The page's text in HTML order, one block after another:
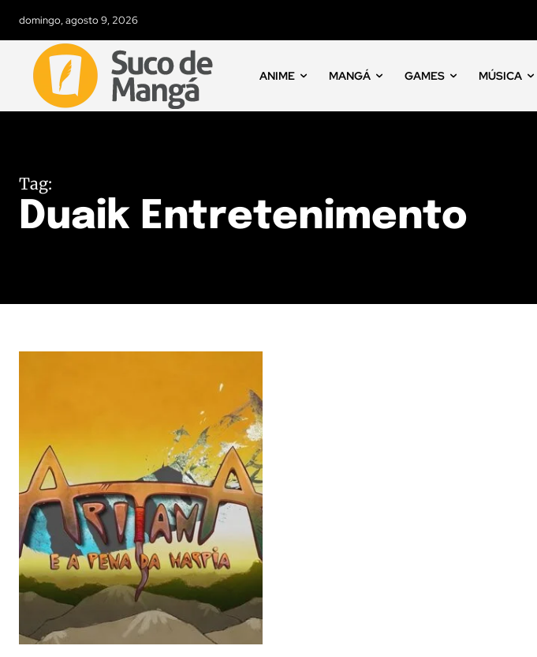
domingo, agosto 9, 2026
ANIME MANGÁ GAMES MÚSICA
Tag:
Duaik Entretenimento